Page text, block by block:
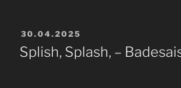
VERÖFFENTLICHT
AM
30.04.2025
Splish, Splash, –